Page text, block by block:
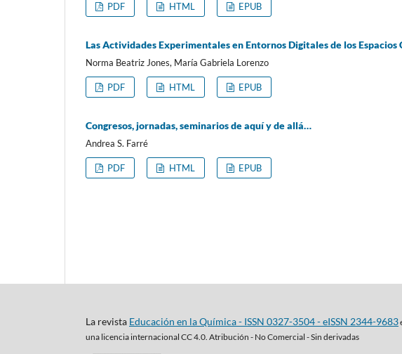
PDF HTML EPUB
Las Actividades Experimentales en Entornos Digitales de los
Norma Beatriz Jones, María Gabriela Lorenzo
PDF HTML EPUB
Congresos, jornadas, seminarios de aquí y de allá…
Andrea S. Farré
PDF HTML EPUB
La revista Educación en la Química - ISSN 0327-3504 - eISSN 2344-9683
una licencia internacional CC 4.0. Atribución - No Comercial - Sin derivadas